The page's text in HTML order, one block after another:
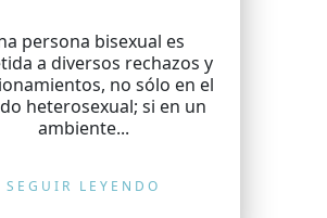
persona bisexual es
a diversos rechazos y
no sólo en el
heterosexual; si en un
ambiente...
SEGUIR LEYENDO